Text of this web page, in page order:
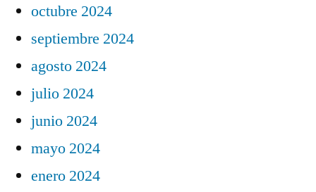
octubre 2024
septiembre 2024
agosto 2024
julio 2024
junio 2024
mayo 2024
enero 2024